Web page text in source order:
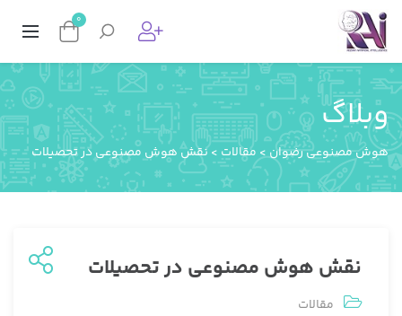
0
وبلاگ
هوش مصنوعی رضوان> مقالات >نقش هوش مصنوعی در تحصیلات
نقش هوش مصنوعی در تحصیلات
مقالات